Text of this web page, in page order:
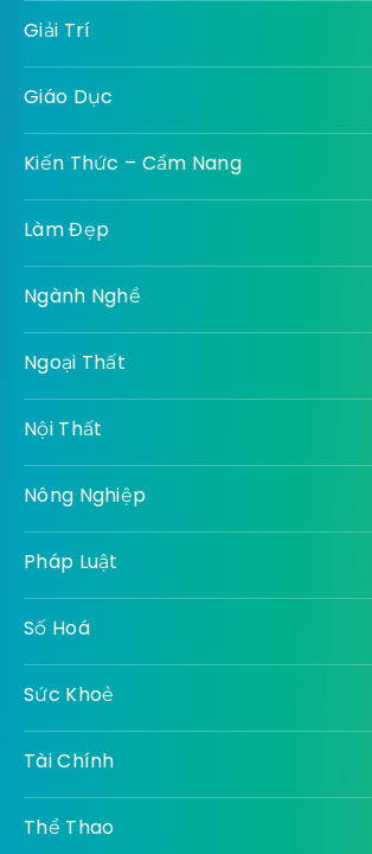
Giải Trí
Giáo Dục
Kiến Thức – Cẩm Nang
Làm Đẹp
Ngành Nghề
Ngoại Thất
Nội Thất
Nông Nghiệp
Pháp Luật
Số Hoá
Sức Khoẻ
Tài Chính
Thể Thao